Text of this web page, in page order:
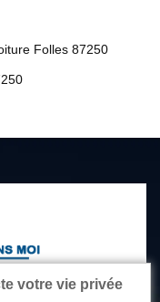
Folles 87250
votre vie privée